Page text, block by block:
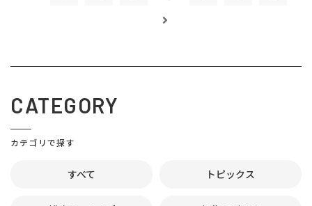
CATEGORY
カテゴリで探す
すべて トピックス